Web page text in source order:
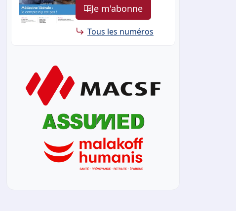
Je m'abonne
Tous les numéros